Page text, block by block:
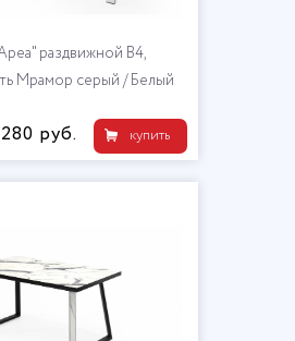
раздвижной В4,
Мрамор серый / Белый
купить
руб.